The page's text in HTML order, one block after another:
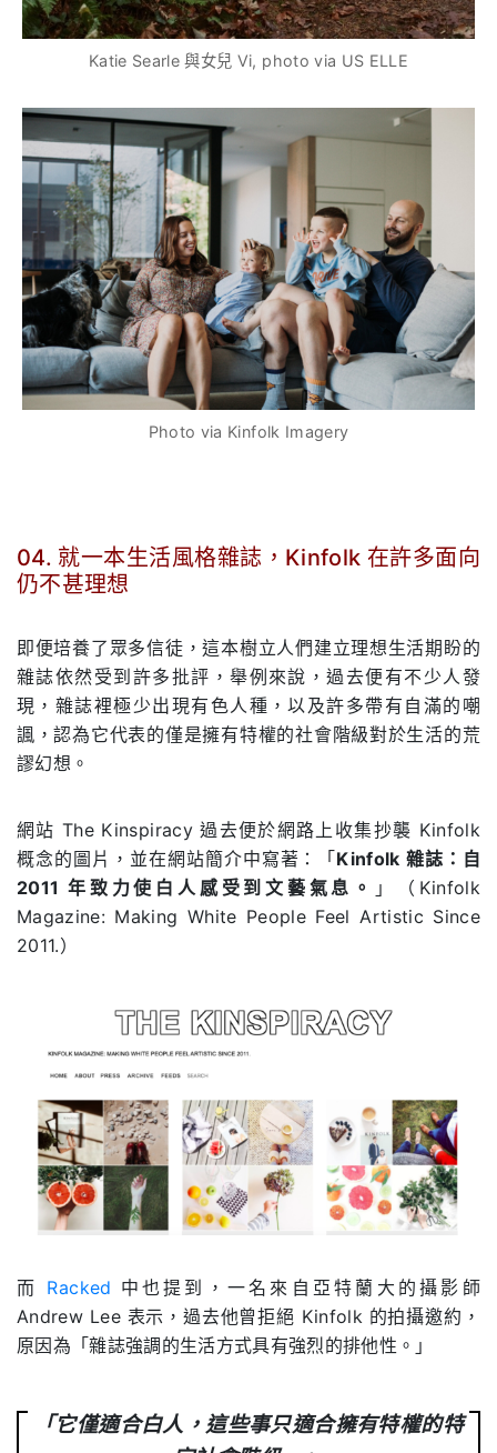
Katie Searle 與女兒 Vi, photo via US ELLE
Photo via Kinfolk Imagery
04. 就一本生活風格雜誌，Kinfolk 在許多面向
仍不甚理想
即便培養了眾多信徒，這本樹立人們建立理想生活期盼的
雜誌依然受到許多批評，舉例來說，過去便有不少人發
現，雜誌裡極少出現有色人種，以及許多帶有自滿的嘲
諷，認為它代表的僅是擁有特權的社會階級對於生活的荒
謬幻想。
網站 The Kinspiracy 過去便於網路上收集抄襲 Kinfolk
概念的圖片，並在網站簡介中寫著：「Kinfolk 雜誌：自
2011 年致力使白人感受到文藝氣息。
」（Kinfolk
Magazine: Making White People Feel Artistic Since
2011.）
而 Racked 中也提到，一名來自亞特蘭大的攝影師
Andrew Lee 表示，過去他曾拒絕 Kinfolk 的拍攝邀約，
原因為「雜誌強調的生活方式具有強烈的排他性。」
「它僅適合白人，這些事只適合擁有特權的特